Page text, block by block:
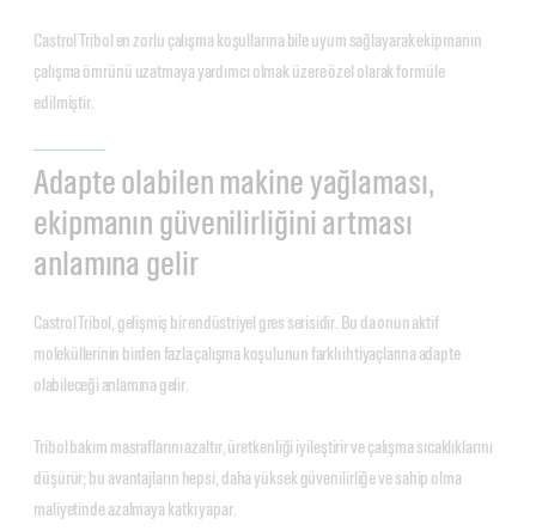
Castrol Tribol en zorlu çalışma koşullarına bile uyum sağlayarak ekipmanın
çalışma ömrünü uzatmaya yardımcı olmak üzere özel olarak formüle
edilmiştir.
Adapte olabilen makine yağlaması,
ekipmanın güvenilirliğini artması
anlamına gelir
Castrol Tribol, gelişmiş bir endüstriyel gres serisidir. Bu da onun aktif
moleküllerinin birden fazla çalışma koşulunun farklı ihtiyaçlarına adapte
olabileceği anlamına gelir.
Tribol bakım masraflarını azaltır, üretkenliği iyileştirir ve çalışma sıcaklıklarını
düşürür; bu avantajların hepsi, daha yüksek güvenilirliğe ve sahip olma
maliyetinde azalmaya katkı yapar.